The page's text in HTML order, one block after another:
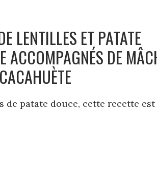
LENTILLES ET PATATE
ACCOMPAGNÉS DE
de patate douce, cette recette est